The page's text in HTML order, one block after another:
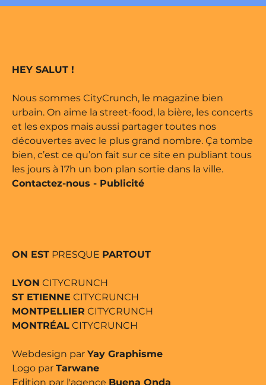
édité par Buena Onda Web •
HEY SALUT !
Nous sommes CityCrunch, le magazine bien
urbain. On aime la street-food, la bière, les concerts
et les expos mais aussi partager toutes nos
découvertes avec le plus grand nombre. Ça tombe
bien, c’est ce qu’on fait sur ce site en publiant tous
les jours à 17h un bon plan sortie dans la ville.
Contactez-nous - Publicité
ON EST PRESQUE PARTOUT
LYON CITYCRUNCH
ST ETIENNE CITYCRUNCH
MONTPELLIER CITYCRUNCH
MONTRÉAL CITYCRUNCH
Webdesign par Yay Graphisme
Logo par Tarwane
Edition par l'agence Buena Onda